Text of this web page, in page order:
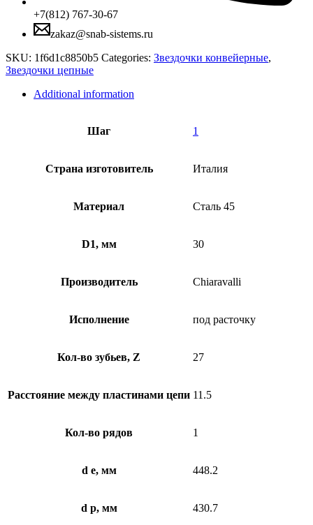
+7(812) 767-30-67
zakaz@snab-sistems.ru
SKU: 1f6d1c8850b5 Categories: Звездочки конвейерные,
Звездочки цепные
Additional information
Шаг 1
Страна изготовитель Италия
Материал Сталь 45
D1, мм 30
Производитель Chiaravalli
Исполнение под расточку
Кол-во зубьев, Z 27
Расстояние между пластинами цепи 11.5
Кол-во рядов 1
d e, мм 448.2
d p, мм 430.7